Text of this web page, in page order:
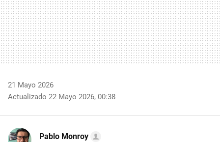
21 Mayo 2026
Actualizado 22 Mayo 2026, 00:38
Pablo Monroy